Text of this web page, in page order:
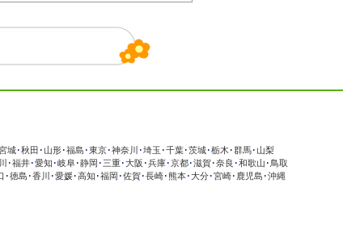
城･秋田 ･ 山形･福島 ･東京･神奈川 ･埼玉 ･千葉･茨城･栃木 ･群馬･ 山梨
･福井･愛知 ･岐阜･静岡 ･ 三重･大阪 ･兵庫･京都･滋賀･奈良 ･和歌山 ･ 鳥取
･徳島 ･香川 ･愛媛･高知 ･福岡 ･佐賀･長崎･熊本･大分･宮崎･ 鹿児島 ･沖縄